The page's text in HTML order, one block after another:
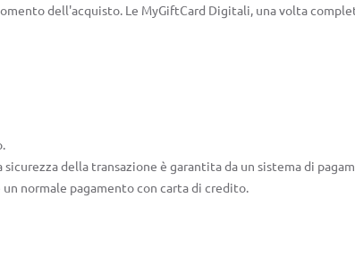
dell'acquisto. Le MyGiftCard Digitali, una volta
della transazione è garantita da un sistema di
normale pagamento con carta di credito.